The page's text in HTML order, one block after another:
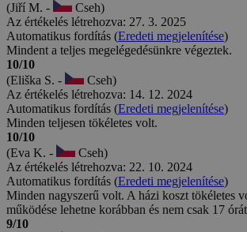
(Jiří M. -
Cseh)
Az értékelés létrehozva: 27. 3. 2025
Automatikus fordítás (Eredeti megjelenítése)
Mindent a teljes megelégedésünkre végeztek.
10/10
(Eliška S. -
Cseh)
Az értékelés létrehozva: 14. 12. 2024
Automatikus fordítás (Eredeti megjelenítése)
Minden teljesen tökéletes volt.
10/10
(Eva K. -
Cseh)
Az értékelés létrehozva: 22. 10. 2024
Automatikus fordítás (Eredeti megjelenítése)
Minden nagyszerű volt. A házi koszt tökéletes
működése lehetne korábban és nem csak 17
9/10